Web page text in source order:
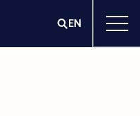
EN